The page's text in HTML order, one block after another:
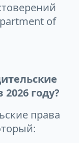
of
году?
права